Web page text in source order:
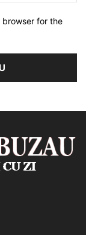
browser for the